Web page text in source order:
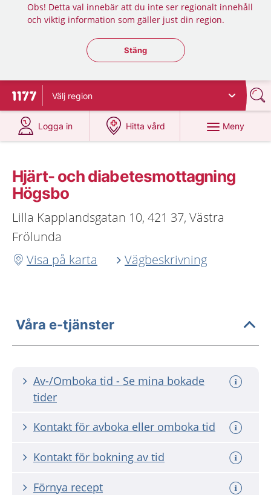
Obs! Detta val innebär att du inte ser regionalt innehåll
och viktig information som gäller just din region.
Stäng regionsväljaren
Stäng
Till startsidan för 1177
Välj region
Logga in
på 1177.se
Hitta vård
på 1177.se
Meny
Hjärt- och diabetesmottagning
Högsbo
Lilla Kapplandsgatan 10, 421 37, Västra
Frölunda
Visa på karta
Vägbeskrivning
Våra e-tjänster
Av-/Omboka tid - Se mina bokade
tider
Kontakt för avboka eller omboka tid
Kontakt för bokning av tid
Förnya recept